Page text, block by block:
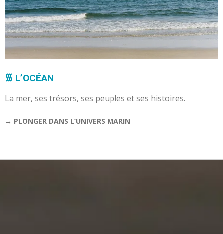
᯾ L’OCÉAN
La mer, ses trésors, ses peuples et ses histoires.
→ PLONGER DANS L’UNIVERS MARIN